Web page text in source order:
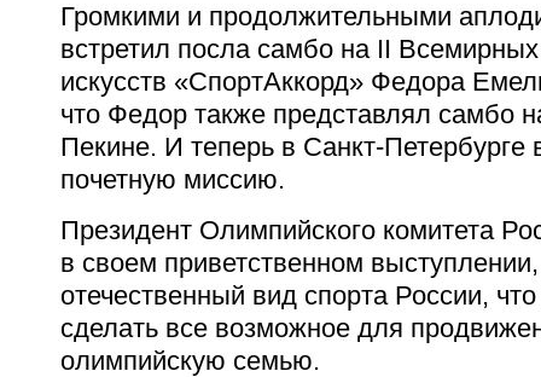
Громкими и продолжительными
встретил посла самбо на II
искусств «СпортАккорд» Федора
что Федор также представлял самбо
Пекине. И теперь в Санкт-Петербурге
почетную миссию.
Президент Олимпийского комитета
в своем приветственном
отечественный вид спорта России,
сделать все возможное для
олимпийскую семью.